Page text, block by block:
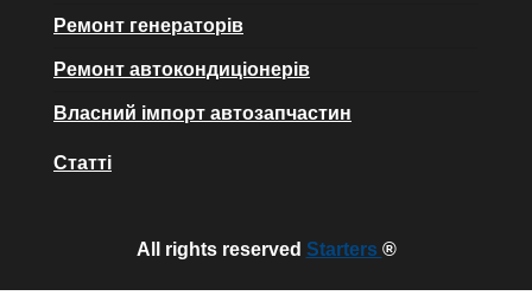
Ремонт генераторів
Ремонт автокондиціонерів
Власний імпорт автозапчастин
Статті
All rights reserved Starters ®